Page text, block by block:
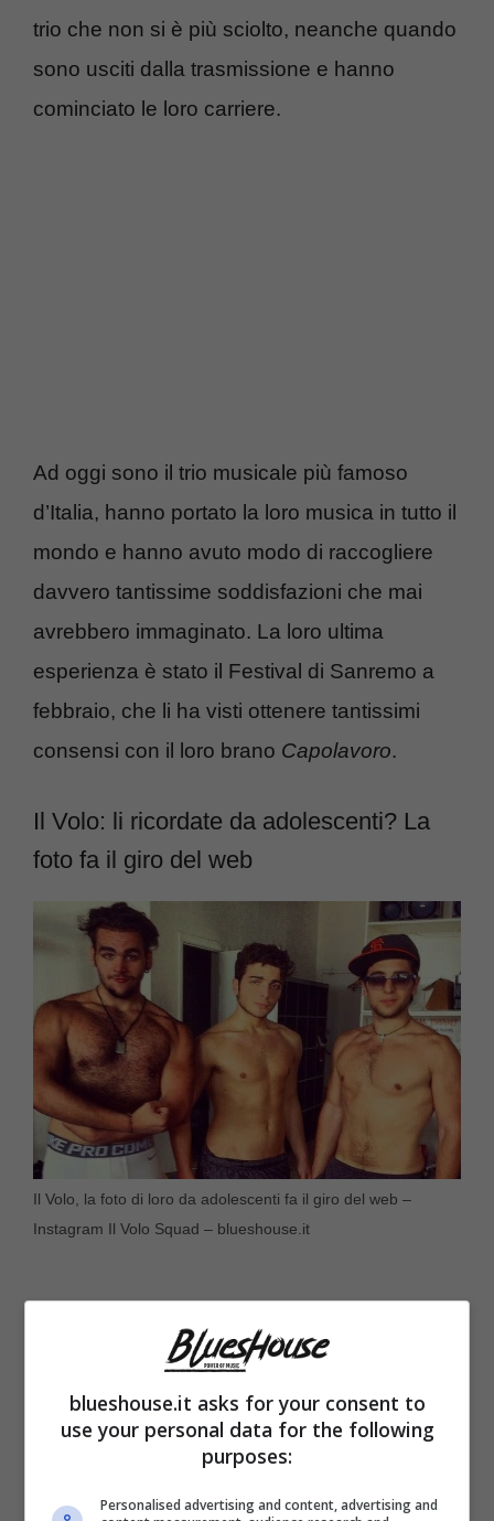
trio che non si è più sciolto, neanche quando
sono usciti dalla trasmissione e hanno
cominciato le loro carriere.
Ad oggi sono il trio musicale più famoso
d’Italia, hanno portato la loro musica in tutto il
mondo e hanno avuto modo di raccogliere
davvero tantissime soddisfazioni che mai
avrebbero immaginato. La loro ultima
esperienza è stato il Festival di Sanremo a
febbraio, che li ha visti ottenere tantissimi
consensi con il loro brano Capolavoro.
Il Volo: li ricordate da adolescenti? La
foto fa il giro del web
Il Volo, la foto di loro da adolescenti fa il giro del web –
Instagram Il Volo Squad – blueshouse.it
blueshouse.it asks for your consent to
use your personal data for the following
purposes:
Personalised advertising and content, advertising and